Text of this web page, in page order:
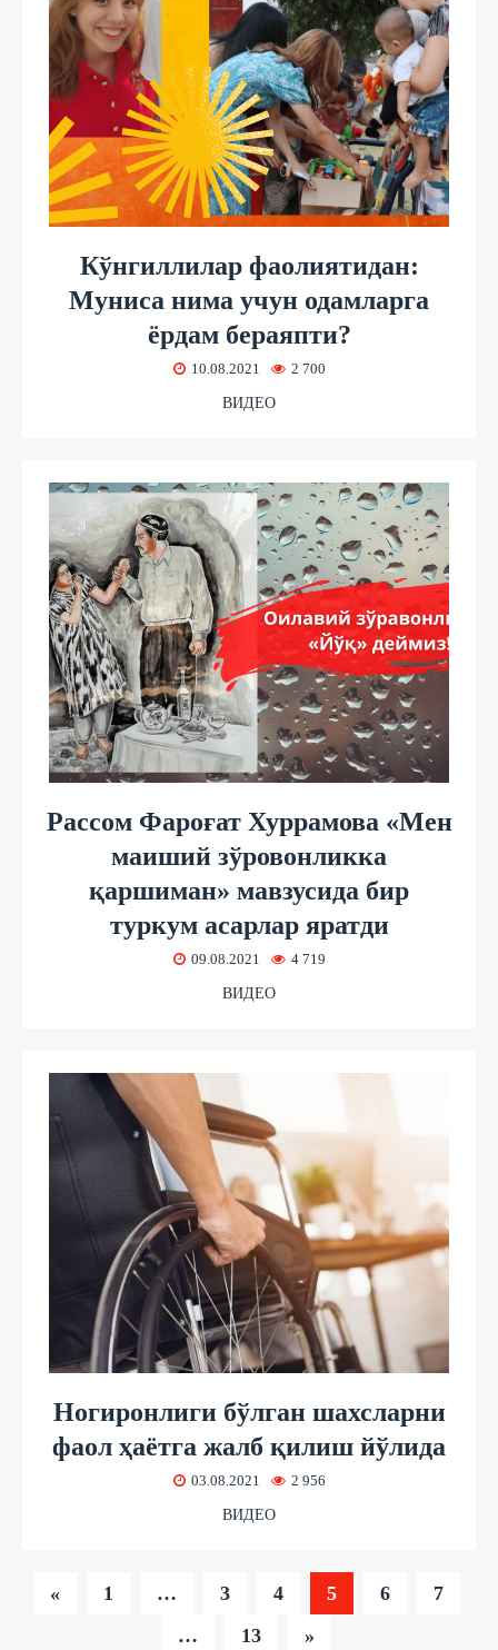
Кўнгиллилар фаолиятидан:
Муниса нима учун одамларга
ёрдам бераяпти?
10.08.2021 2 700
ВИДЕО
Рассом Фароғат Хуррамова «Мен
маиший зўровонликка
қаршиман» мавзусида бир
туркум асарлар яратди
09.08.2021 4 719
ВИДЕО
Ногиронлиги бўлган шахсларни
фаол ҳаётга жалб қилиш йўлида
03.08.2021 2 956
ВИДЕО
« 1 … 3 4 5 6
7
…
13 »